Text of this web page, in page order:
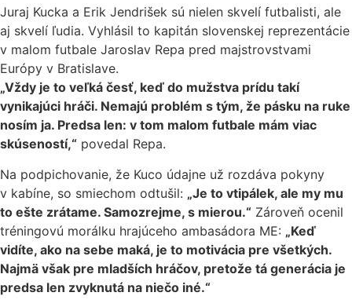
Juraj Kucka a Erik Jendrišek sú nielen skvelí futbalisti, ale
aj skvelí ľudia. Vyhlásil to kapitán slovenskej reprezentácie
v malom futbale Jaroslav Repa pred majstrovstvami
Európy v Bratislave.
„Vždy je to veľká česť, keď do mužstva prídu takí
vynikajúci hráči. Nemajú problém s tým, že pásku na ruke
nosím ja. Predsa len: v tom malom futbale mám viac
skúseností,“ povedal Repa.
Na podpichovanie, že Kuco údajne už rozdáva pokyny
v kabíne, so smiechom odtušil: „Je to vtipálek, ale my mu
to ešte zrátame. Samozrejme, s mierou.“ Zároveň ocenil
tréningovú morálku hrajúceho ambasádora ME: „Keď
vidíte, ako na sebe maká, je to motivácia pre všetkých.
Najmä však pre mladších hráčov, pretože tá generácia je
predsa len zvyknutá na niečo iné.“